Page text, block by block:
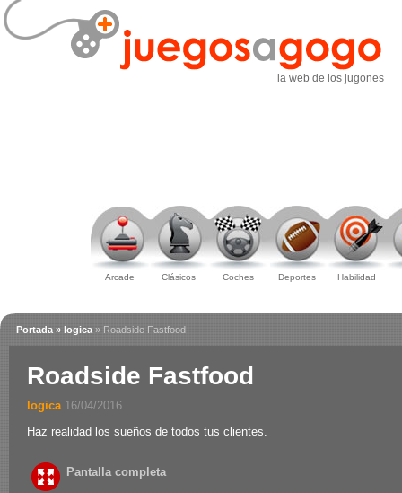
la web de los jugones
Arcade Clásicos Coches Deportes Habilidad
Portada » logica » Roadside Fastfood
Roadside Fastfood
logica. 16/04/2016
Haz realidad los sueños de todos tus clientes.
Pantalla completa